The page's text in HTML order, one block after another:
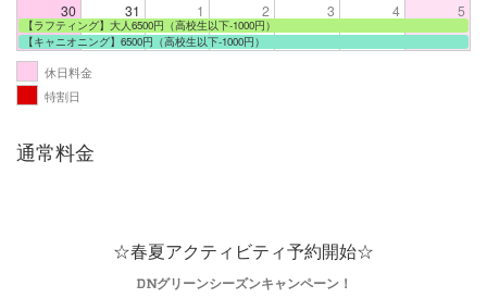
30 31 1 2 3 4 5
【ラフティング】大人6500円（高校生以下-1000円）
【キャニオニング】6500円（高校生以下-1000円）
休日料金
特割日
通常料金
☆春夏アクティビティ予約開始☆
DNグリーンシーズンキャンペーン！